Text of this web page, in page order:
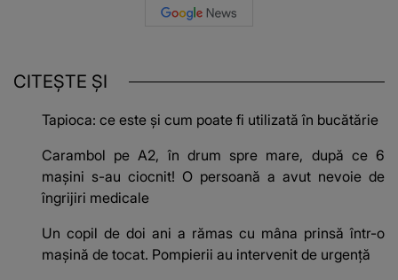
CITEȘTE ȘI
Tapioca: ce este și cum poate fi utilizată în bucătărie
Carambol pe A2, în drum spre mare, după ce 6
mașini s-au ciocnit! O persoană a avut nevoie de
îngrijiri medicale
Un copil de doi ani a rămas cu mâna prinsă într-o
mașină de tocat. Pompierii au intervenit de urgență